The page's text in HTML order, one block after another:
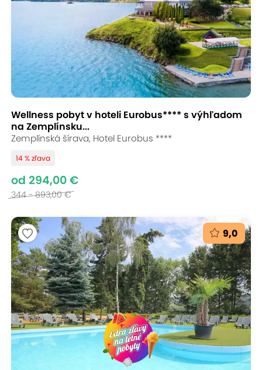
Wellness pobyt v hoteli Eurobus**** s výhľadom
na Zemplínsku...
Zemplínská šírava, Hotel Eurobus ****
14 % zľava
od 294,00 €
344 - 893,00 €
9,0